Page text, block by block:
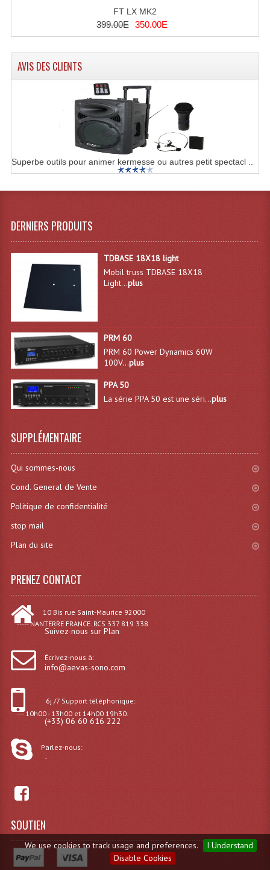
We use cookies to track usage and preferences.
I Understand
Disable Cookies
FT LX MK2
399.00E 350.00E
AVIS DES CLIENTS
Superbe outils pour animer kermesse ou autres petit spectacl ..
DERNIERS PRODUITS
TDBASE 18X18 light
Mobil truss TDBASE 18X18
Light...plus
PRM 60
PRM 60 Power Dynamics 60W
100V...plus
PPA 50
La série PPA 50 est une séri...plus
SUPPLÉMENTAIRE
Qui sommes-nous
Cond. General de Vente
Politique de confidentialité
stop mail
Plan du site
PRENEZ CONTACT
10 Bis rue Saint-Maurice 92000
----- NANTERRE FRANCE. RCS 337 819 338
Suivez-nous sur Plan
Écrivez-nous à:
info@aevas-sono.com
6j /7 Support téléphonique:
--- 10h00 - 13h00 et 14h00 19h30.
(+33) 06 60 616 222
Parlez-nous:
-
SOUTIEN